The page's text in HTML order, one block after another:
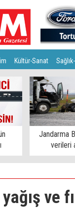
Kültür-Sanat
Jandarma
verileri
ve